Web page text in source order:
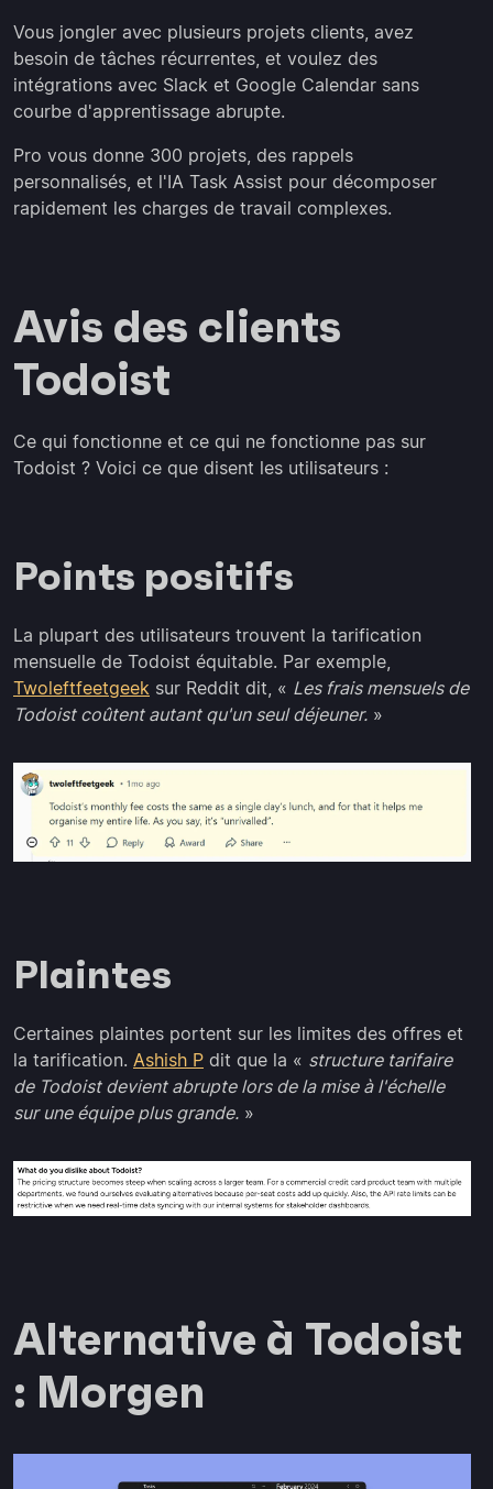
Vous jongler avec plusieurs projets clients, avez
besoin de tâches récurrentes, et voulez des
intégrations avec Slack et Google Calendar sans
courbe d'apprentissage abrupte.
Pro vous donne 300 projets, des rappels
personnalisés, et l'IA Task Assist pour décomposer
rapidement les charges de travail complexes.
Avis des clients
Todoist
Ce qui fonctionne et ce qui ne fonctionne pas sur
Todoist ? Voici ce que disent les utilisateurs :
Points positifs
La plupart des utilisateurs trouvent la tarification
mensuelle de Todoist équitable. Par exemple,
Twoleftfeetgeek sur Reddit dit, « Les frais mensuels de
Todoist coûtent autant qu'un seul déjeuner. »
Plaintes
Certaines plaintes portent sur les limites des offres et
la tarification. Ashish P dit que la « structure tarifaire
de Todoist devient abrupte lors de la mise à l'échelle
sur une équipe plus grande. »
Alternative à Todoist
: Morgen